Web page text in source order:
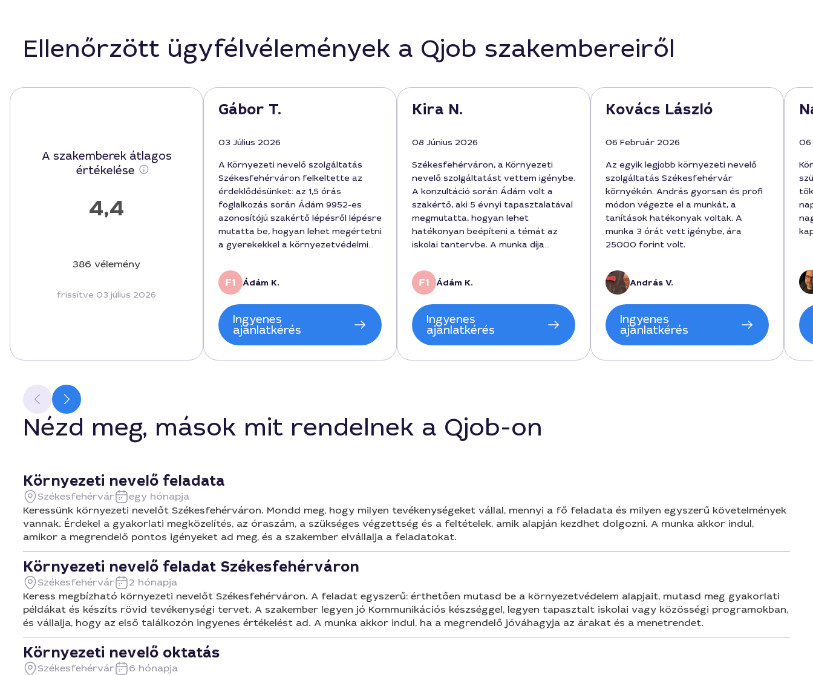
Ellenőrzött ügyfélvélemények a Qjob szakembereiről
A szakemberek átlagos
értékelése
4,4
386 vélemény
frissítve 03 július 2026
Gábor T.
03 Július 2026
A Környezeti nevelő szolgáltatás
Székesfehérváron felkeltette az
érdeklődésünket: az 1,5 órás
foglalkozás során Ádám 9952-es
azonosítójú szakértő lépésről lépésre
mutatta be, hogyan lehet megértetni
a gyerekekkel a környezetvédelmi
díj 120000 forintban jelent meg,
minden közvetlen beszélgetéssel
kiegészítve. Színes példákkal és
interaktív feladatokkal dolgozott, a
város, Székesfehérvár kontextusát
is beleépítve a tartalomba. A
tananyag érthetően felépített volt,
Ádám K.
Ingyenes
ajánlatkérés
Kira N.
08 Június 2026
Székesfehérváron, a Környezeti
nevelő szolgáltatást vettem igénybe.
A konzultáció során Ádám volt a
szakértő, aki 5 évnyi tapasztalatával
megmutatta, hogyan lehet
hatékonyan beépíteni a témát az
iskolai tantervbe. A munka díja
szerint ár-érték arányban
korrektnek tűnik, és a projekt
jövőbeni fejlesztéseiben is számítok
rá. Az ütemezés rugalmas volt, az
anyagok érthetően és élvezetes
keretek között kerültek átadásra.
szolgáltatást választani, ha valaki
Ádám K.
Ingyenes
ajánlatkérés
Kovács László
06 Február 2026
Az egyik legjobb környezeti nevelő
szolgáltatás Székesfehérvár
környékén. András gyorsan és profi
módon végezte el a munkát, a
tanítások hatékonyak voltak. A
munka 3 órát vett igénybe, ára
25000 forint volt.
András V.
Ingyenes
ajánlatkérés
06
Nézd meg, mások mit rendelnek a Qjob-on
Környezeti nevelő feladata
Székesfehérvár
egy hónapja
Keressünk környezeti nevelőt Székesfehérváron. Mondd meg, hogy milyen tevékenységeket vállal, mennyi a fő feladata és milyen egyszerű követelmények
vannak. Érdekel a gyakorlati megközelítés, az óraszám, a szükséges végzettség és a feltételek, amik alapján kezdhet dolgozni. A munka akkor indul,
amikor a megrendelő pontos igényeket ad meg, és a szakember elvállalja a feladatokat.
Környezeti nevelő feladat Székesfehérváron
Székesfehérvár
2 hónapja
Keress megbízható környezeti nevelőt Székesfehérváron. A feladat egyszerű: érthetően mutasd be a környezetvédelem alapjait, mutasd meg gyakorlati
példákat és készíts rövid tevékenységi tervet. A szakember legyen jó Kommunikációs készséggel, legyen tapasztalt iskolai vagy közösségi programokban,
és vállalja, hogy az első találkozón ingyenes értékelést ad. A munka akkor indul, ha a megrendelő jóváhagyja az árakat és a menetrendet.
Környezeti nevelő oktatás
Székesfehérvár
6 hónapja